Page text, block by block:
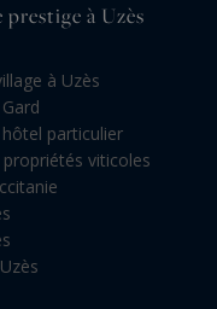
à Uzès
à Uzès
particulier
viticoles